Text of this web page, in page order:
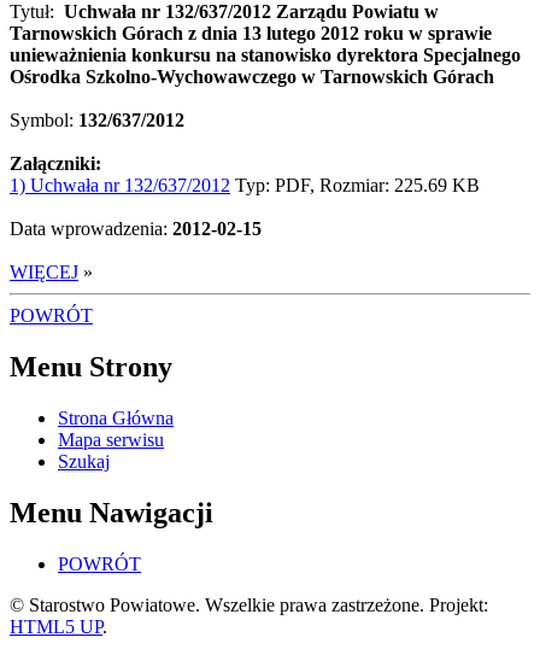
Tytuł: Uchwała nr 132/637/2012 Zarządu Powiatu w
Tarnowskich Górach z dnia 13 lutego 2012 roku w sprawie
unieważnienia konkursu na stanowisko dyrektora Specjalnego
Ośrodka Szkolno-Wychowawczego w Tarnowskich Górach
Symbol: 132/637/2012
Załączniki:
1) Uchwała nr 132/637/2012 Typ: PDF, Rozmiar: 225.69 KB
Data wprowadzenia: 2012-02-15
WIĘCEJ »
POWRÓT
Menu Strony
Strona Główna
Mapa serwisu
Szukaj
Menu Nawigacji
POWRÓT
© Starostwo Powiatowe. Wszelkie prawa zastrzeżone. Projekt:
HTML5 UP.